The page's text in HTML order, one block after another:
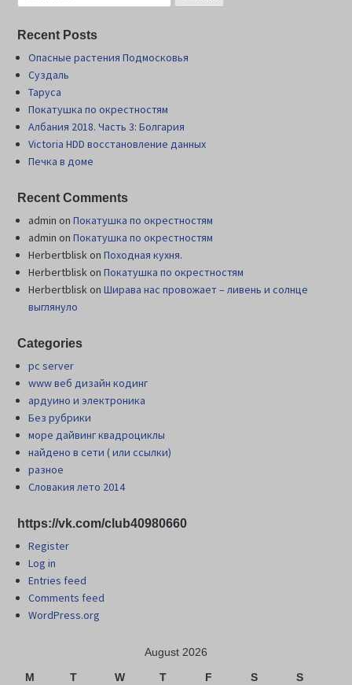
Recent Posts
Опасные растения Подмосковья
Суздаль
Таруса
Покатушка по окрестностям
Албания 2018. Часть 3: Болгария
Victoria HDD восстановление данных
Печка в доме
Recent Comments
admin onПокатушка по окрестностям
admin onПокатушка по окрестностям
HerbertbliskonПоходная кухня.
HerbertbliskonПокатушка по окрестностям
HerbertbliskonШиpава нас провожает – ливень и солнце
выглянуло
Categories
pc server
www веб дизайн кодинг
ардуино и электроника
Без рубрики
море дайвинг квадроциклы
найдено в сети ( или ссылки)
разное
Словакия лето 2014
https://vk.com/club40980660
Register
Log in
Entries feed
Comments feed
WordPress.org
August 2026
M
T W T F S S